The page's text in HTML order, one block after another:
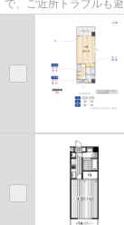
で、ご近所トラブルも
れいに保ちます。こちら